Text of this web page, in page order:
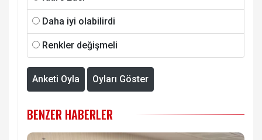
Daha iyi olabilirdi
Renkler değişmeli
Anketi Oyla Oyları Göster
BENZER HABERLER